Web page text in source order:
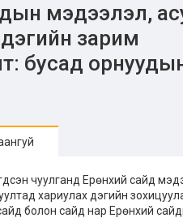
мэдээлэл,
зарим
бусад
чуулганд Ерөнхий сайд
хариулах дэгийн
болон сайд нар Ерөнхий